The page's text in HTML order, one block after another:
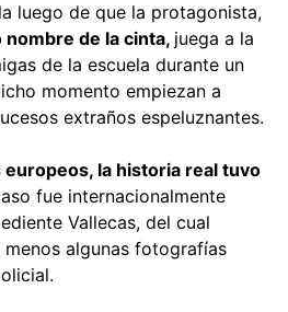
luego de que la protagonista,
nombre de la cinta, juega a la
de la escuela durante un
momento empiezan a
extraños espeluznantes.
la historia real tuvo
fue internacionalmente
Vallecas, del cual
algunas fotografías